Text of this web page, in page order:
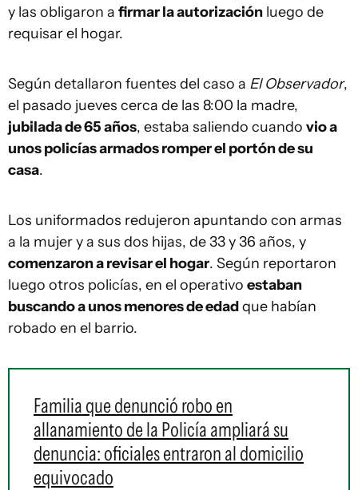
y las obligaron a firmar la autorización luego de
requisar el hogar.
Según detallaron fuentes del caso a El Observador,
el pasado jueves cerca de las 8:00 la madre,
jubilada de 65 años, estaba saliendo cuando vio a
unos policías armados romper el portón de su
casa.
Los uniformados redujeron apuntando con armas
a la mujer y a sus dos hijas, de 33 y 36 años, y
comenzaron a revisar el hogar. Según reportaron
luego otros policías, en el operativo estaban
buscando a unos menores de edadque habían
robado en el barrio.
Familia que denunció robo en
allanamiento de la Policía ampliará su
denuncia: oficiales entraron al domicilio
equivocado